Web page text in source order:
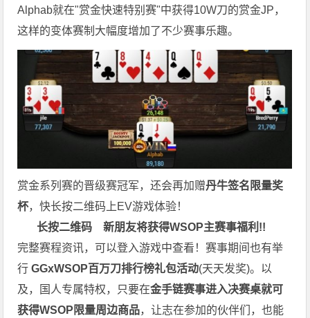
Alphab就在"赏金快速特别赛"中获得10W刀的赏金JP，
这样的变体赛制大幅度增加了不少赛事乐趣。
赏金系列赛的晋级赛冠军，还会再加赠丹牛签名限量奖
杯，快长按二维码上EV游戏体验！
长按二维码新朋友将获得WSOP主赛事福利!!
完整赛程资讯，可以登入游戏中查看！赛事期间也有举
行 GGxWSOP百万刀排行榜礼包活动(天天发奖)。以
及，国人专属特权，只要在金手链赛事进入决赛桌就可
获得WSOP限量周边商品，让志在参加的伙伴们，也能